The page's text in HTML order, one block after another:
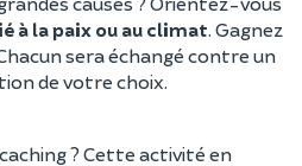
à la paix ou au climat. Gagnez
sera échangé contre un
de votre choix.
? Cette activité en